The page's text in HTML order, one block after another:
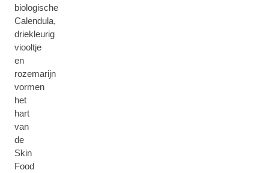
biologische
Calendula,
driekleurig
viooltje
en
rozemarijn
vormen
het
hart
van
de
Skin
Food